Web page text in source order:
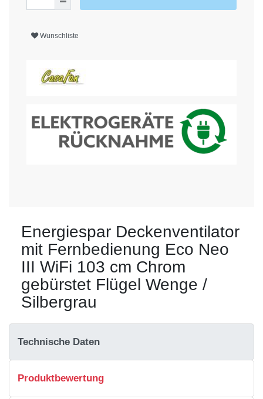
Wunschliste
Energiespar Deckenventilator
mit Fernbedienung Eco Neo
III WiFi 103 cm Chrom
gebürstet Flügel Wenge /
Silbergrau
Technische Daten
Produktbewertung